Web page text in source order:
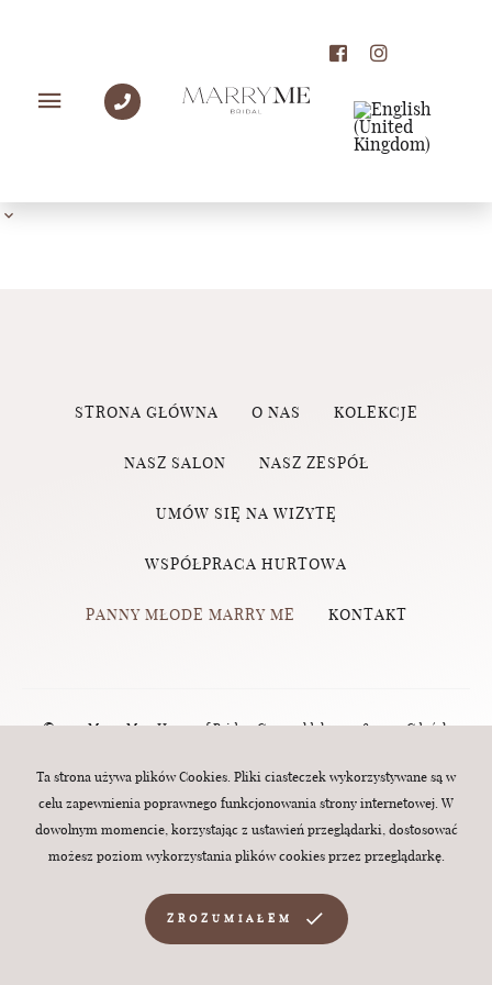
PANNY MŁODE MARRY
STRONA GŁÓWNA O NAS KOLEKCJE
NASZ SALON NASZ ZESPÓŁ
UMÓW SIĘ NA WIZYTĘ
WSPÓŁPRACA HURTOWA
PANNY MŁODE MARRY ME KONTAKT
© 2023 Marry Me - House of Brides, Grunwaldzka 124, 80-244 Gdańsk
570 760 320 | e-mail: biuro@marry-me.com.pl
reserved. Webdesign:MINT
Ta strona używa plików Cookies. Pliki ciasteczek wykorzystywane są w
celu zapewnienia poprawnego funkcjonowania strony internetowej. W
dowolnym momencie, korzystając z ustawień przeglądarki, dostosować
możesz poziom wykorzystania plików cookies przez przeglądarkę.
ZROZUMIAŁEM